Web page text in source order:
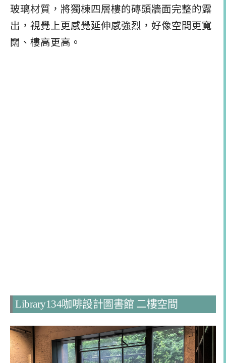
玻璃材質，將獨棟四層樓的磚頭牆面完整的露
出，視覺上更感覺延伸感強烈，好像空間更寬
闊、樓高更高。
Library134咖啡設計圖書館 二樓空間